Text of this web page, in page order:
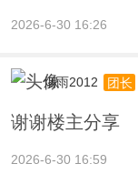
2026-6-30 16:26
烟雨2012 团长
谢谢楼主分享
2026-6-30 16:59